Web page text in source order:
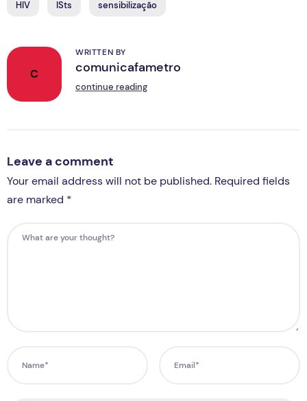
HIV ISts sensibilização
C
WRITTEN BY
comunicafametro
continue reading
Leave a comment
Your email address will not be published. Required fields
are marked *